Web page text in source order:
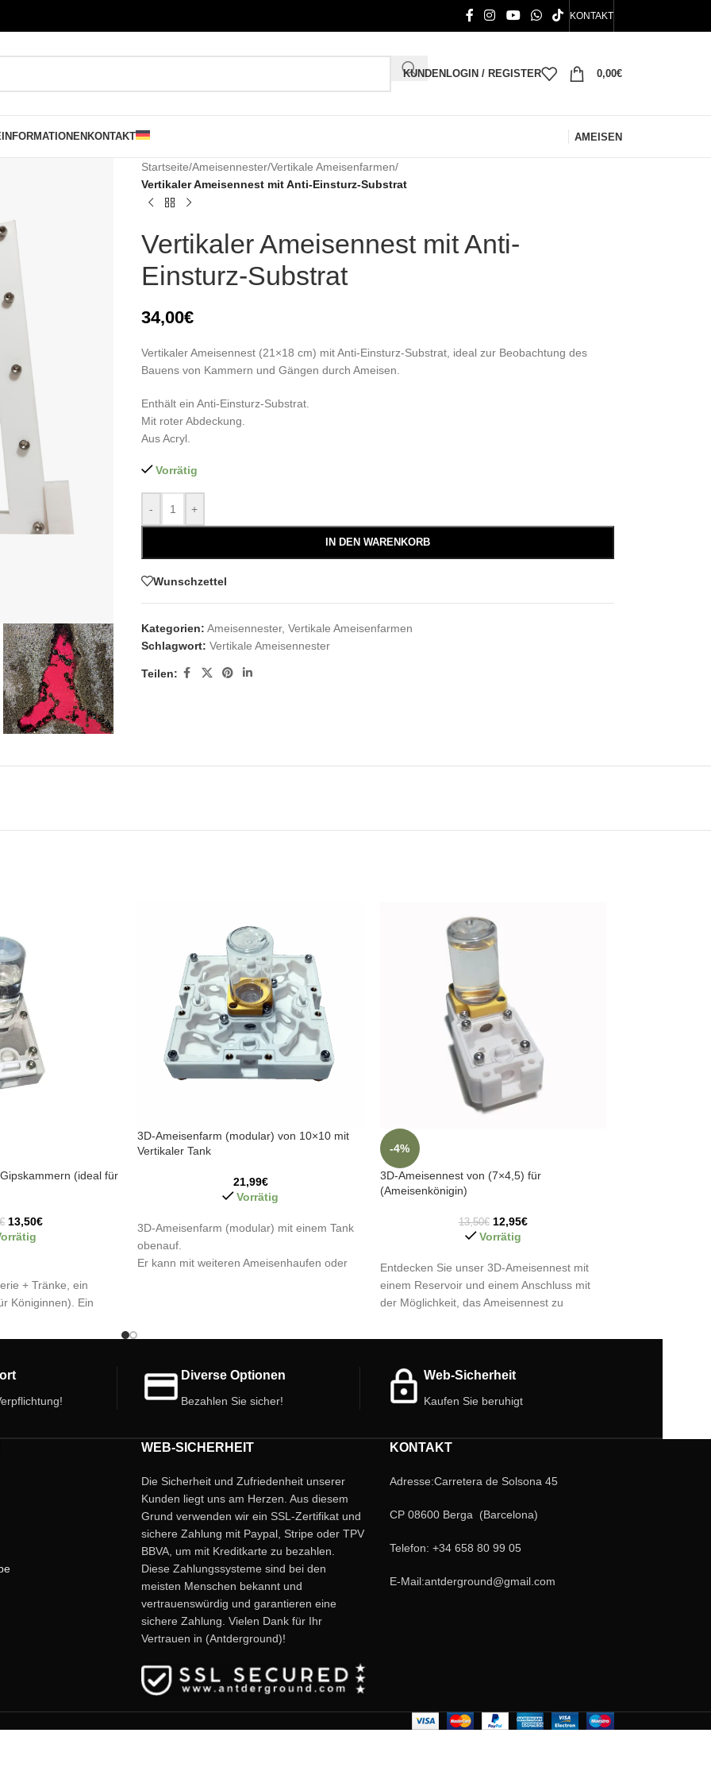
KONTAKT
KUNDENLOGIN / REGISTER 0,00€
INFORMATIONEN KONTAKT AMEISEN
Startseite/Ameisennester/Vertikale Ameisenfarmen/
Vertikaler Ameisennest mit Anti-Einsturz-Substrat
Vertikaler Ameisennest mit Anti-
Einsturz-Substrat
34,00€
Vertikaler Ameisennest (21×18 cm) mit Anti-Einsturz-Substrat, ideal zur Beobachtung des
Bauens von Kammern und Gängen durch Ameisen.
Enthält ein Anti-Einsturz-Substrat.
Mit roter Abdeckung.
Aus Acryl.
Vorrätig
- +
IN DEN WARENKORB
Wunschzettel
Kategorien: Ameisennester, Vertikale Ameisenfarmen
Schlagwort: Vertikale Ameisennester
Teilen:
(ideal für
13,50€
+ Tränke, ein
Königinnen). Ein
Gips
3D-Ameisenfarm (modular) von 10×10 mit
Vertikaler Tank
21,99€
Vorrätig
3D-Ameisenfarm (modular) mit einem Tank
obenauf.
Er kann mit weiteren Ameisenhaufen oder
Merkmale des modularen 3D-Ameisennest:
Tank: 35 ml.
Kammern/Galerie: Unterschiedliche Höhen.
Modular: Ja.
-4%
3D-Ameisennest von (7×4,5) für
(Ameisenkönigin)
13,50€ 12,95€
Vorrätig
Entdecken Sie unser 3D-Ameisennest mit
einem Reservoir und einem Anschluss mit
der Möglichkeit, das Ameisennest zu
anzuschließen. Es hat eine einzige große
Ameisenkönigin.
Merkmale des Ameisenhaufens:
Farbe: Weiß.
Tür: Doppeltür, Drehtür + Sicherheit
Diverse Optionen
Bezahlen Sie sicher!
Web-Sicherheit
Kaufen Sie beruhigt
WEB-SICHERHEIT
Die Sicherheit und Zufriedenheit unserer
Kunden liegt uns am Herzen. Aus diesem
Grund verwenden wir ein SSL-Zertifikat und
sichere Zahlung mit Paypal, Stripe oder TPV
BBVA, um mit Kreditkarte zu bezahlen.
Diese Zahlungssysteme sind bei den
meisten Menschen bekannt und
vertrauenswürdig und garantieren eine
sichere Zahlung. Vielen Dank für Ihr
Vertrauen in (Antderground)!
KONTAKT
Adresse:Carretera de Solsona 45
CP 08600 Berga (Barcelona)
Telefon: +34 658 80 99 05
E-Mail:antderground@gmail.com